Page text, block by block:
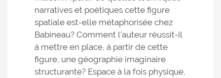
narratives et poétiques cette figure
spatiale est-elle métaphorisée chez
Babineau? Comment l’auteur réussit-il
à mettre en place, à partir de cette
figure, une géographie imaginaire
structurante? Espace à la fois physique,